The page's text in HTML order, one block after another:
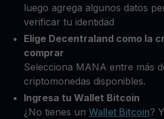
luego agrega algunos datos
verificar tu identidad
Elige Decentraland como la
comprar
Selecciona MANA entre más
criptomonedas disponibles.
Ingresa tu Wallet Bitcoin
¿No tienes un Wallet Bitcoin?